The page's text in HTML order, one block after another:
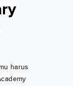
harus